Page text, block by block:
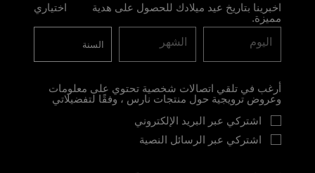
اخبرينا بتاريخ عيد ميلادك للحصول على هدية
مميزة.
اختياري
اليوم الشهر
أرغب في تلقي اتصالات شخصية تحتوي على معلومات
وعروض ترويجية حول منتجات نارس ، وفقًا لتفضيلاتي
اشتركي عبر البريد الإلكتروني
اشتركي عبر الرسائل النصية